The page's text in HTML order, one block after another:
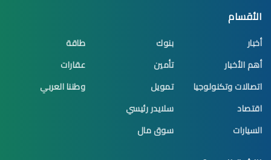
الأقسام
أخبار
أهم الأخبار
اتصالات وتكنولوجيا
اقتصاد
السيارات
بنوك
تأمين
تمويل
سلايدر رئيسي
سوق مال
طاقة
عقارات
وطننا العربي